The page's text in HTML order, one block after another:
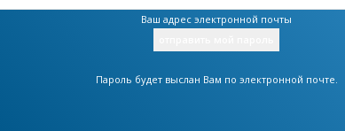
Ваш адрес электронной почты
Пароль будет выслан Вам по электронной почте.